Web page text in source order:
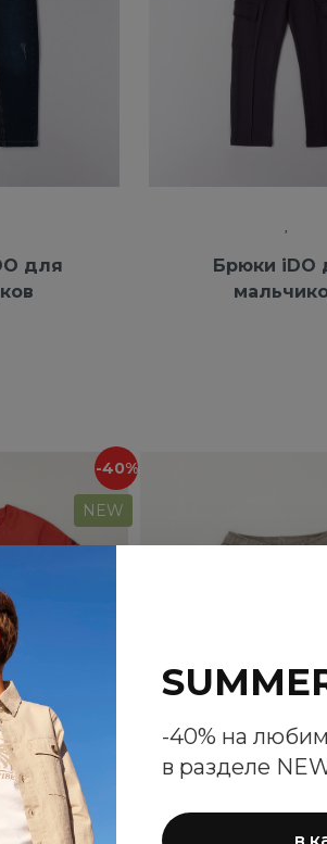
для
Брюки iDO
-40%
NEW
-40% на
в разделе
в